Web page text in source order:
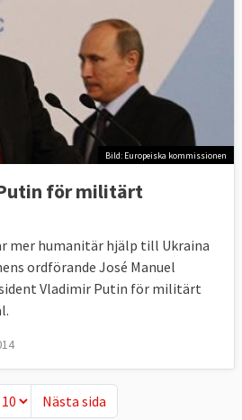
Bild: Europeiska kommissionen
för militärt
mer humanitär hjälp till Ukraina
ordförande José Manuel
Vladimir Putin för militärt
Nästa sida
Nästa sida